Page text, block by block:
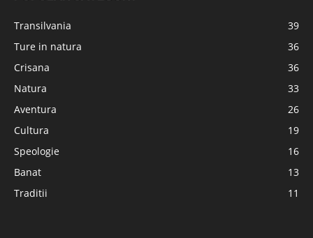
Transilvania
39
Ture in natura
36
Crisana
36
Natura
33
Aventura
26
Cultura
19
Speologie
16
Banat
13
Traditii
11